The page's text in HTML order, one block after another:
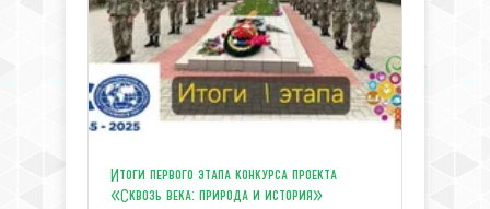
Итоги первого этапа конкурса проекта
«Сквозь века: природа и история»